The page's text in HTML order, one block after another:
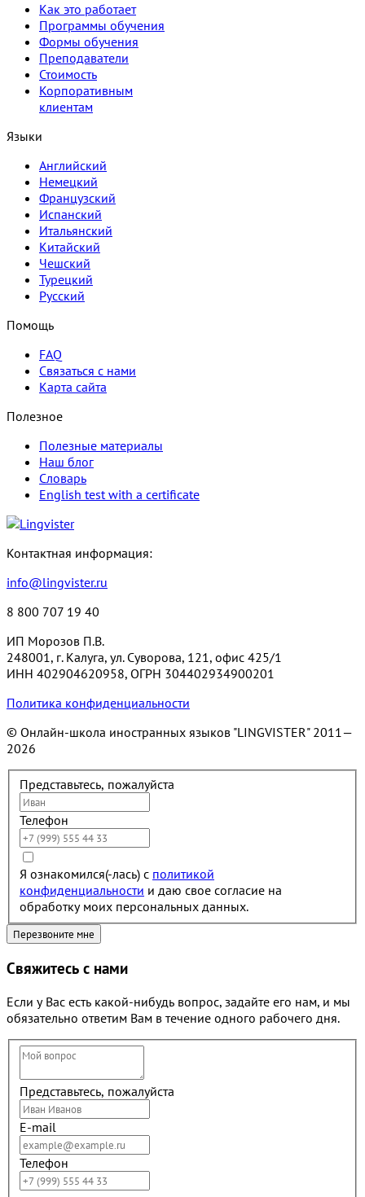
Как это работает
Программы обучения
Формы обучения
Преподаватели
Стоимость
Корпоративным
клиентам
Языки
Английский
Немецкий
Французский
Испанский
Итальянский
Китайский
Чешский
Турецкий
Русский
Помощь
FAQ
Связаться с нами
Карта сайта
Полезное
Полезные материалы
Наш блог
Словарь
English test with a certificate
Контактная информация:
info@lingvister.ru
8 800 707 19 40
ИП Морозов П.В.
248001, г. Калуга, ул. Суворова, 121, офис 425/1
ИНН 402904620958, ОГРН 304402934900201
Политика конфиденциальности
© Онлайн-школа иностранных языков "LINGVISTER" 2011—
2026
Представьтесь, пожалуйста
Телефон
Я ознакомился(-лась) с политикой
конфиденциальности и даю свое согласие на
обработку моих персональных данных.
Свяжитесь с нами
Если у Вас есть какой-нибудь вопрос, задайте его нам, и мы
обязательно ответим Вам в течение одного рабочего дня.
Представьтесь, пожалуйста
E-mail
Телефон